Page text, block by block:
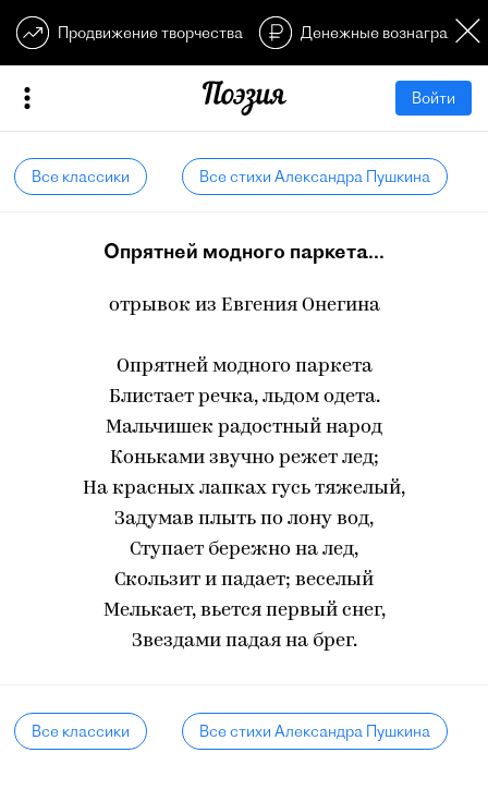
Продвижение творчества Денежные
Войти
Все классики Все стихи Александра Пушкина
Опрятней модного паркета...
отрывок из Евгения Онегина
Опрятней модного паркета
Блистает речка, льдом одета.
Мальчишек радостный народ
Коньками звучно режет лед;
На красных лапках гусь тяжелый,
Задумав плыть по лону вод,
Ступает бережно на лед,
Скользит и падает; веселый
Мелькает, вьется первый снег,
Звездами падая на брег.
Все классики Все стихи Александра Пушкина